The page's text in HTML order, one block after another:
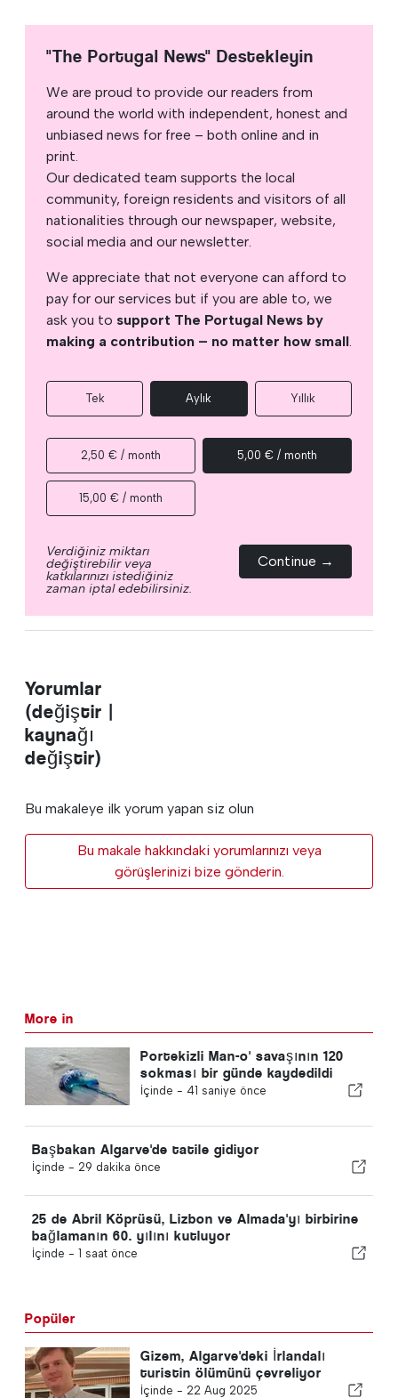
"The Portugal News" Destekleyin
We are proud to provide our readers from
around the world with independent, honest and
unbiased news for free – both online and in
print.
Our dedicated team supports the local
community, foreign residents and visitors of all
nationalities through our newspaper, website,
social media and our newsletter.
We appreciate that not everyone can afford to
pay for our services but if you are able to, we
ask you to support The Portugal News by
making a contribution – no matter how small.
Tek Aylık Yıllık
2,50 € / month 5,00 € / month
15,00 € / month
Verdiğiniz miktarı
değiştirebilir veya
katkılarınızı istediğiniz
zaman iptal edebilirsiniz.
Continue →
Yorumlar
(değiştir |
kaynağı
değiştir)
Bu makaleye ilk yorum yapan siz olun
Bu makale hakkındaki yorumlarınızı veya
görüşlerinizi bize gönderin.
More in
Portekizli Man-o' savaşının 120
sokması bir günde kaydedildi
İçinde - 41 saniye önce
Başbakan Algarve'de tatile gidiyor
İçinde - 29 dakika önce
25 de Abril Köprüsü, Lizbon ve Almada'yı birbirine
bağlamanın 60. yılını kutluyor
İçinde - 1 saat önce
Popüler
Gizem, Algarve'deki İrlandalı
turistin ölümünü çevreliyor
İçinde - 22 Aug 2025